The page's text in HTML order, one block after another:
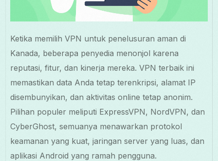
Ketika memilih VPN untuk penelusuran aman di
Kanada, beberapa penyedia menonjol karena
reputasi, fitur, dan kinerja mereka. VPN terbaik ini
memastikan data Anda tetap terenkripsi, alamat IP
disembunyikan, dan aktivitas online tetap anonim.
Pilihan populer meliputi ExpressVPN, NordVPN, dan
CyberGhost, semuanya menawarkan protokol
keamanan yang kuat, jaringan server yang luas, dan
aplikasi Android yang ramah pengguna.